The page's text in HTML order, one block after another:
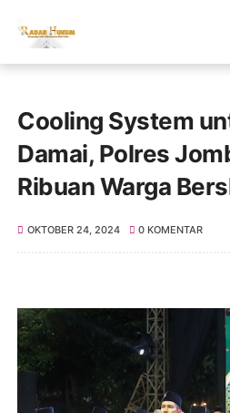
Cooling System
Damai, Polres
Ribuan Warga
OKTOBER 24, 2024 0 KOMENTAR